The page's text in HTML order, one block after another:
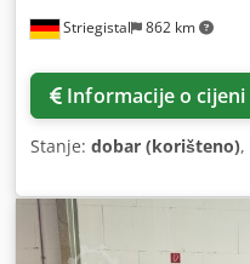
Striegistal 862 km
Informacije o cijeni
Stanje: dobar (korišteno)